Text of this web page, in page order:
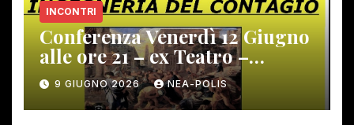
INCONTRI
Conferenza Venerdì 12 Giugno
alle ore 21 – ex Teatro –
Gambassi Terme –
9 GIUGNO 2026 NEA-POLIS